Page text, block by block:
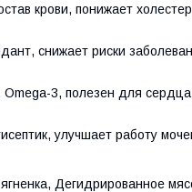
крови, понижает
снижает риски
Omega-3, полезен для
улучшает работу
Дегидрированное